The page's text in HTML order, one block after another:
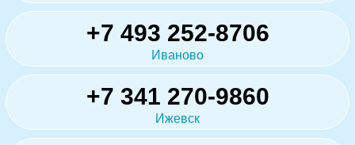
+7 493 252-8706
Иваново
+7 341 270-9860
Ижевск